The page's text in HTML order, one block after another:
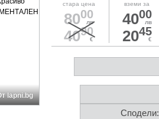
lapni.bg
стара цена
8000
лв
4090
€
вземи за
4000
лв
2045
€
Сподели: